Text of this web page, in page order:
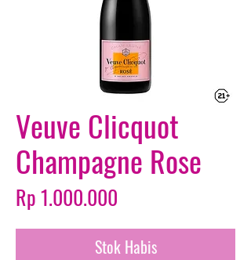
Veuve Clicquot
Champagne Rose
Rp 1.000.000
Stok Habis